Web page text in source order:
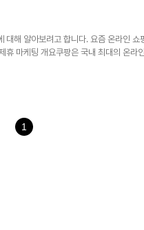
를 제공합니다.SE..
해 알아보려고 합니다. 요즘 온라인 쇼
마케팅 개요쿠팡은 국내 최대의 온라
은 블로그나 SNS를 운영하는 사람들에
1